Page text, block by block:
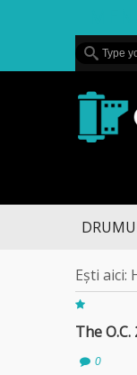
Ești aici:
The
0